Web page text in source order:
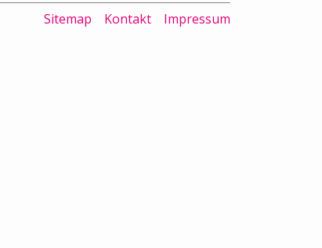
Sitemap Kontakt Impressum